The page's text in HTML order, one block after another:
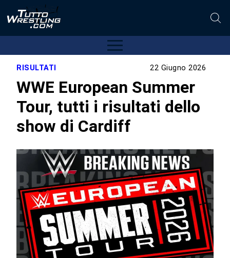
RISULTATI 22 Giugno 2026
WWE European Summer
Tour, tutti i risultati dello
show di Cardiff